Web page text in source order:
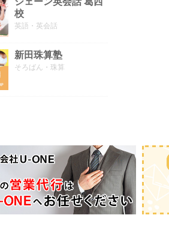
校
英語・英会話
新田珠算塾
そろばん・珠算